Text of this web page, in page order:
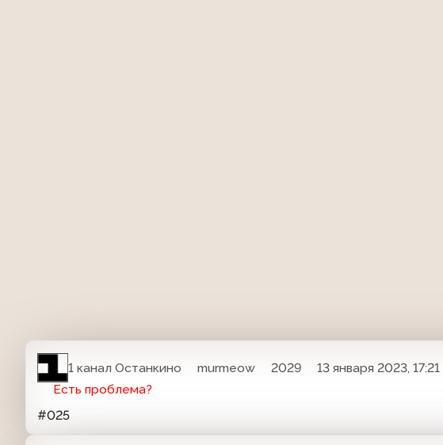
1 канал Останкино murmeow 2029
13 января 2023, 17:21
Есть проблема?
#025